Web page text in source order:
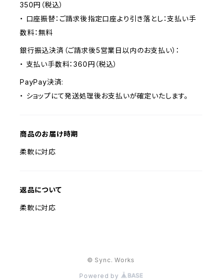
350円（税込）
・ 口座振替：ご請求後指定口座より引き落とし：支払い手
数料：無料
銀行振込決済（ご請求後5営業日以内のお支払い）：
・ 支払い手数料：360円（税込）
PayPay決済:
・ ショップにて発送処理後お支払いが確定いたします。
商品のお届け時期
柔軟に対応
返品について
柔軟に対応
© Sync. Works
Powered by